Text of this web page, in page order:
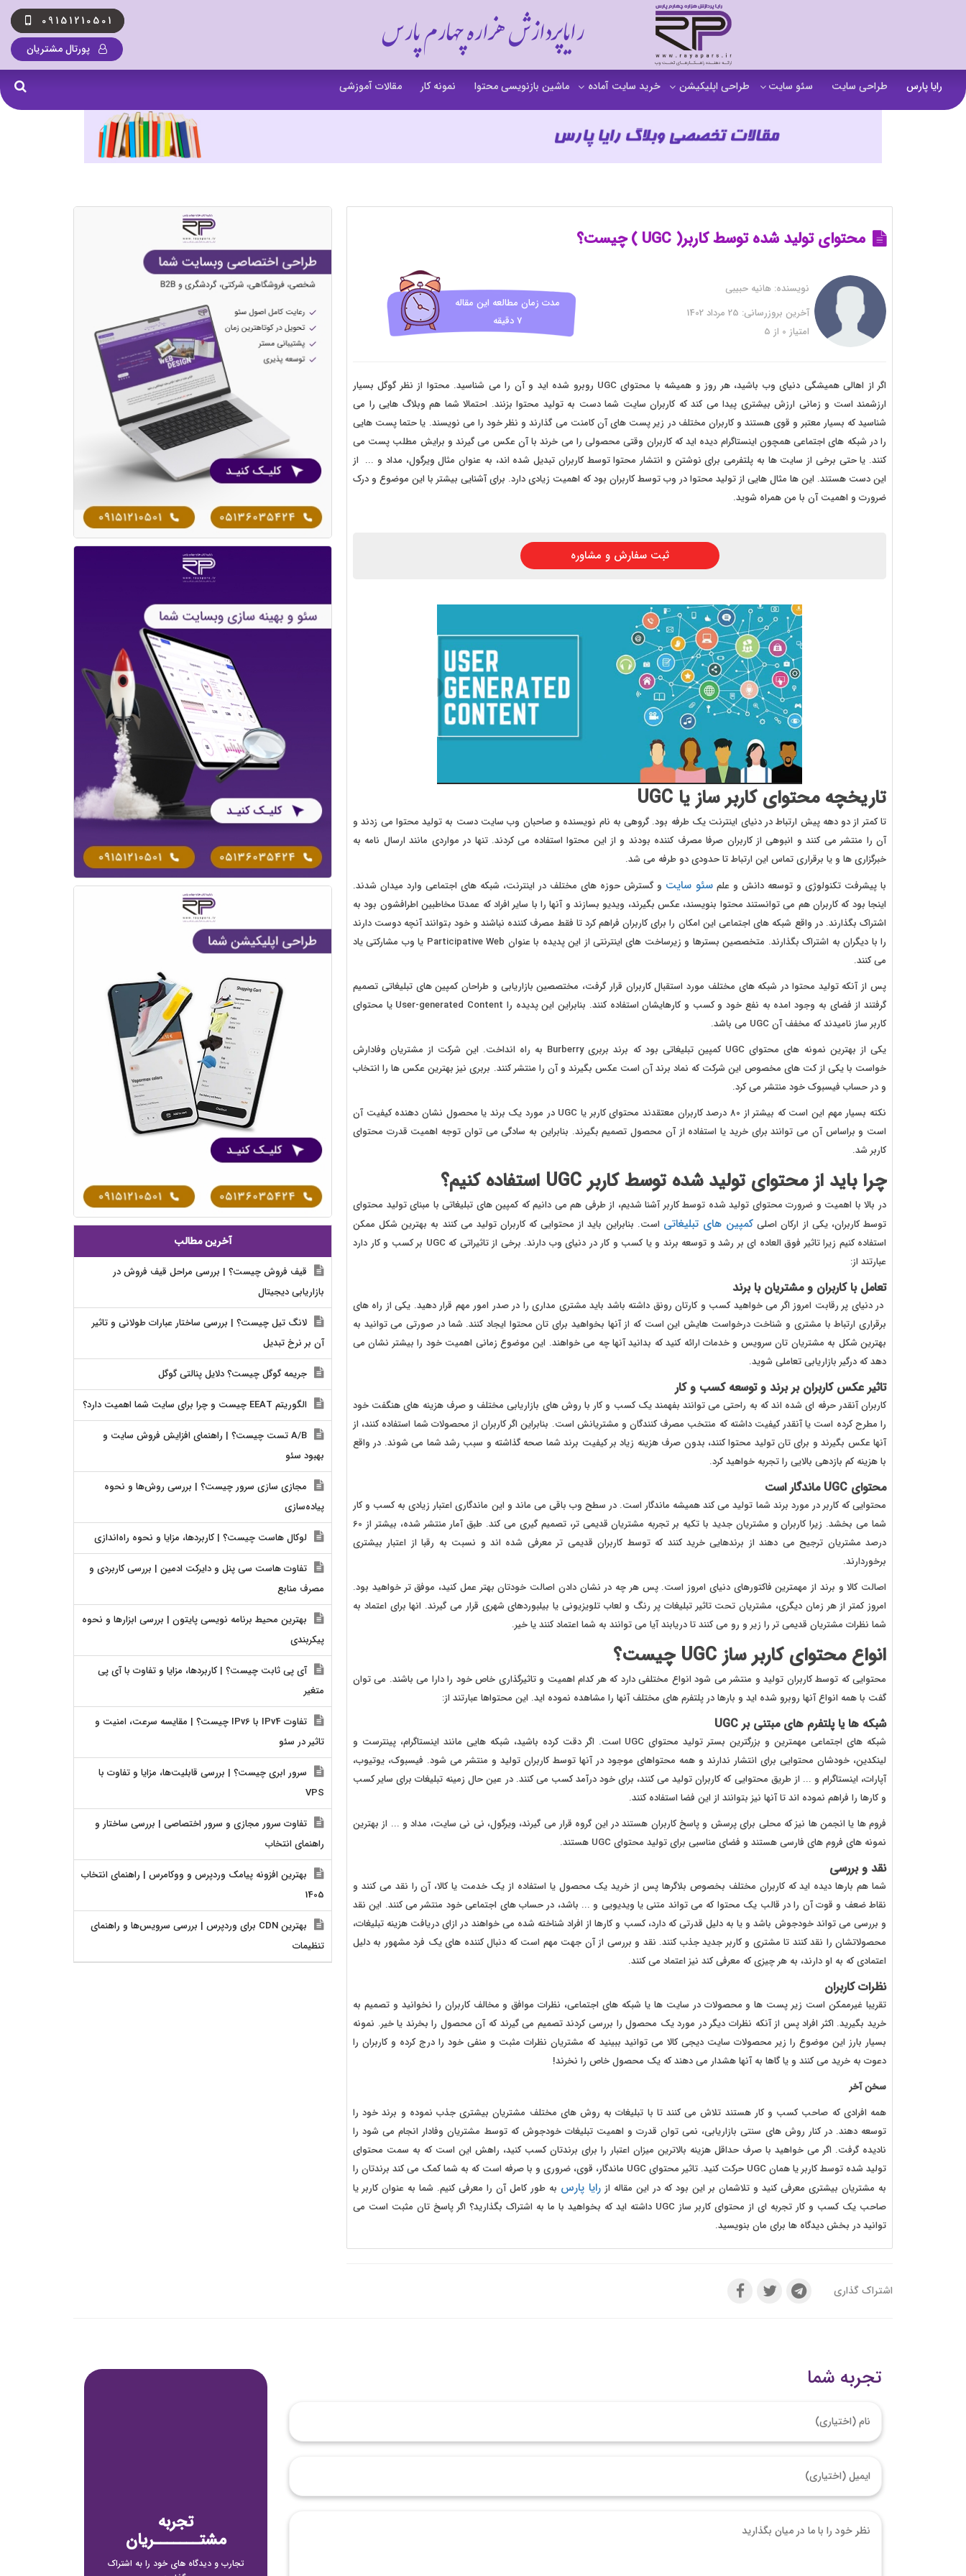
رایاپردازش هزاره چهارم پارس
09151210501
پورتال مشتریان
رایا پارس طراحی سایت سئو سایت
آنالیز سایت
سئو خارجی و ساخت بک لینک
طراحی اپلیکیشن
اپلیکیشن فروشگاهی
خرید سایت آماده
خرید سایت گردشگری
خرید سایت شرکتی
خرید سایت b2b بی تو بی
خرید سایت فروش فایل
خرید سایت با امکانات دیوار
خرید سایت نوبت دهی پزشکان
خرید سایت هتل
خرید سایت همایش
ماشین بازنویسی محتوا نمونه کار مقالات آموزشی
محتوای تولید شده توسط کاربر( UGC ) چیست؟
نویسنده: هانیه حبیبی
آخرین بروزرسانی:
امتیاز 0 از 5
مدت زمان مطالعه این مقاله
7 دقیقه
اگر از اهالی همیشگی دنیای وب باشید، هر روز و همیشه با محتوای UGC روبرو شده اید و آن را می شناسید. محتوا از نظر گوگل بسیار
ارزشمند است و زمانی ارزش بیشتری پیدا می کند که کاربران سایت شما دست به تولید محتوا بزنند. احتمالا شما هم وبلاگ هایی را می
شناسید که بسیار معتبر و قوی هستند و کاربران مختلف در زیر پست های آن کامنت می گذارند و نظر خود را می نویسند. یا حتما پست هایی
را در شبکه های اجتماعی همچون اینستاگرام دیده اید که کاربران وقتی محصولی را می خرند با آن عکس می گیرند و برایش مطلب پست می
کنند. یا حتی برخی از سایت ها به پلتفرمی برای نوشتن و انتشار محتوا توسط کاربران تبدیل شده اند، به عنوان مثال ویرگول، مداد و ... از
این دست هستند. این ها مثال هایی از تولید محتوا در وب توسط کاربران بود که اهمیت زیادی دارد. برای آشنایی بیشتر با این موضوع و درک
ضرورت و اهمیت آن با من همراه شوید.
ثبت سفارش و مشاوره
تاریخچه محتوای کاربر ساز یا UGC
تا کمتر از دو دهه پیش ارتباط در دنیای اینترنت یک طرفه بود. گروهی به نام نویسنده و صاحبان وب سایت دست به تولید محتوا می زدند و
آن را منتشر می کنند و انبوهی از کاربران صرفا مصرف کننده بودند و از این محتوا استفاده می کردند. تنها در مواردی مانند ارسال نامه به
خبرگزاری ها و یا برقراری تماس این ارتباط تا حدودی دو طرفه می شد.
با پیشرفت تکنولوژی و توسعه دانش و علم سئو سایت و گسترش حوزه های مختلف در اینترنت، شبکه های اجتماعی وارد میدان شدند.
اینجا بود که کاربران هم می توانستند محتوا بنویسند، عکس بگیرند، ویدیو بسازند و آنها را با سایر افراد که عمدتا مخاطبین اطرافشون بود به
اشتراک بگذارند. در واقع شبکه های اجتماعی این امکان را برای کاربران فراهم کرد تا فقط مصرف کننده نباشند و خود بتوانند آنچه دوست دارند
را با دیگران به اشتراک بگذارند. متخصصین بسترها و زیرساخت های اینترنتی از این پدیده با عنوان Participative Web یا وب مشارکتی یاد
می کنند.
پس از آنکه تولید محتوا در شبکه های مختلف مورد استقبال کاربران قرار گرفت، مختصصین بازاریابی و طراحان کمپین های تبلیغاتی تصمیم
گرفتند از فضای به وجود امده به نفع خود و کسب و کارهایشان استفاده کنند. بنابراین این پدیده را User-generated Content یا محتوای
کاربر ساز نامیدند که مخفف آن UGC می باشد.
یکی از بهترین نمونه های محتوای UGC کمپین تبلیغاتی بود که برند بربری Burberry به راه انداخت. این شرکت از مشتریان وفادارش
خواست با یکی از کت های مخصوص این شرکت که نماد برند آن است عکس بگیرند و آن را منتشر کنند. بربری نیز بهترین عکس ها را انتخاب
و در حساب فیسبوک خود منتشر می کرد.
نکته بسیار مهم این است که بیشتر از 80 درصد کاربران معتقدند محتوای کاربر یا UGC در مورد یک برند یا محصول نشان دهنده کیفیت آن
است و براساس آن می توانند برای خرید یا استفاده از آن محصول تصمیم بگیرند. بنابراین به سادگی می توان توجه اهمیت قدرت محتوای
کاربر شد.
چرا باید از محتوای تولید شده توسط کاربر UGC استفاده کنیم؟
در بالا با اهمیت و ضرورت محتوای تولید شده توسط کاربر آشنا شدیم، از طرفی هم می دانیم که کمپین های تبلیغاتی با مبنای تولید محتوای
توسط کاربران، یکی از ارکان اصلی کمپین های تبلیغاتی است. بنابراین باید از محتوایی که کاربران تولید می کنند به بهترین شکل ممکن
استفاده کنیم زیرا تاثیر فوق العاده ای بر رشد و توسعه برند و یا کسب و کار در دنیای وب دارند. برخی از تاثیراتی که UGC بر کسب و کار دارد
عبارتند از:
تعامل با کاربران و مشتریان با برند
در دنیای پر رقابت امروز اگر می خواهید کسب و کارتان رونق داشته باشد باید مشتری مداری را در صدر امور مهم قرار دهید. یکی از راه های
برقراری ارتباط با مشتری و شناخت درخواست هایش این است که از آنها بخواهید برای تان محتوا ایجاد کنند. شما در صورتی می توانید به
بهترین شکل به مشتریان تان سرویس و خدمات ارائه کنید که بدانید آنها چه می خواهند. این موضوع زمانی اهمیت خود را بیشتر نشان می
دهد که درگیر بازاریابی تعاملی شوید.
تاثیر عکس کاربران بر برند و توسعه کسب و کار
کاربران آنقدر حرفه ای شده اند که به راحتی می توانند بفهمند یک کسب و کار با روش های بازاریابی مختلف و صرف هزینه های هنگفت خود
را مطرح کرده است یا آنقدر کیفیت داشته که منتخب مصرف کنندگان و مشتریانش است. بنابراین اگر کاربران از محصولات شما استفاده کنند، از
آنها عکس بگیرند و برای تان تولید محتوا کنند، بدون صرف هزینه زیاد بر کیفیت برند شما صحه گذاشته و سبب رشد شما می شوند. در واقع
با هزینه کم بازدهی بالایی را تجربه خواهید کرد.
محتوای UGC ماندگار است
محتوایی که کاربر در مورد برند شما تولید می کند همیشه ماندگار است. در سطح وب باقی می ماند و این ماندگاری اعتبار زیادی به کسب و کار
شما می بخشد. زیرا کاربران و مشتریان جدید با تکیه بر تجربه مشتریان قدیمی تر، تصمیم گیری می کند. طبق آمار منتشر شده، بیشتر از 60
درصد مشتریان ترجیح می دهند از برندهایی خرید کنند که توسط کاربران قدیمی تر معرفی شده اند و نسبت به رقبا از اعتبار بیشتری
برخوردارند.
اصالت کالا و برند از مهمترین فاکتورهای دنیای امروز است. پس هر چه در نشان دادن اصالت خودتان بهتر عمل کنید، موفق تر خواهید بود.
امروز کمتر از هر زمان دیگری، مشتریان تحت تاثیر تبلیغات پر رنگ و لعاب تلویزیونی یا بیلبوردهای شهری قرار می گیرند. انها برای اعتماد به
شما نظرات مشتریان قدیمی تر را زیر و رو می کنند تا دریابند آیا می توانند به شما اعتماد کنند یا خیر.
انواع محتوای کاربر ساز UGC چیست؟
محتوایی که توسط کاربران تولید و منتشر می شود انواع مختلفی دارد که هر کدام اهمیت و تاثیرگذاری خاص خود را دارا می باشند. می توان
گفت با همه انواع آنها روبرو شده اید و بارها در پلتفرم های مختلف آنها را مشاهده نموده اید. این محتواها عبارتند از:
شبکه ها یا پلتفرم های مبتنی بر UGC
شبکه های اجتماعی مهمترین و بزرگترین بستر تولید محتوای UGC است. اگر دقت کرده باشید، شبکه هایی مانند اینستاگرام، پینترست و
لینکدین، خودشان محتوایی برای انتشار ندارند و همه محتواهای موجود در آنها توسط کاربران تولید و منتشر می شود. فیسبوک، یوتیوب،
آپارات، اینستاگرام و ... از طریق محتوایی که کاربران تولید می کنند، برای خود درآمد کسب می کنند. در عین حال زمینه تبلیغات برای سایر کسب
و کارها را فراهم نموده اند تا آنها نیز بتوانند از این فضا استفاده کنند.
فروم ها یا انجمن ها نیز که محلی برای پرسش و پاسخ کاربران هستند در این گروه قرار می گیرند، ویرگول، نی نی سایت، مداد و ... از بهترین
نمونه های فروم های فارسی هستند و فضای مناسبی برای تولید محتوای UGC هستند.
نقد و بررسی
شما هم بارها دیده اید که کاربران مختلف بخصوص بلاگرها پس از خرید یک محصول یا استفاده از یک خدمت یا کالا، آن را نقد می کنند و
نقاط ضعف و قوت آن را در قالب یک محتوا که می تواند متنی یا ویدیویی و ... باشد، در حساب های اجتماعی خود منتشر می کنند. این نقد
و بررسی می تواند خودجوش باشد و یا به دلیل قدرتی که دارد، کسب و کارها از افراد شناخته شده می خواهند در ازای دریافت هزینه تبلیغات،
محصولاتشان را نقد کنند تا مشتری و کاربر جدید جذب کنند. نقد و بررسی از آن جهت مهم است که دنبال کننده های یک فرد مشهور به دلیل
اعتمادی که به او دارند، به هر چیزی که معرفی کند نیز اعتماد می کنند.
نظرات کاربران
تقریبا غیرممکن است زیر پست ها و محصولات در سایت ها یا شبکه های اجتماعی، نظرات موافق و مخالف کاربران را نخوانید و تصمیم به
خرید بگیرید. اکثر افراد پس از آنکه نظرات دیگر در مورد یک محصول را بررسی کردند تصمیم می گیرند که آن محصول را بخرند یا خیر. نمونه
بسیار بارز این موضوع را زیر محصولات سایت دیجی کالا می توانید ببینید که مشتریان نظرات مثبت و منفی خود را درج کرده و کاربران را
دعوت به خرید می کنند و یا گاها به آنها هشدار می دهند که یک محصول خاص را نخرند!
سخن آخر
همه افرادی که صاحب کسب و کار هستند تلاش می کنند تا با تبلیغات به روش های مختلف مشتریان بیشتری جذب نموده و برند خود را
توسعه دهند. در کنار روش های سنتی بازاریابی، نمی توان قدرت و اهمیت تبلیغات خودجوش که توسط مشتریان وفادار انجام می شود را
نادیده گرفت. اگر می خواهید با صرف حداقل هزینه بالاترین میزان اعتبار را برای برندتان کسب کنید، راهش این است که به سمت محتوای
تولید شده توسط کاربر یا همان UGC حرکت کنید. تاثیر محتوای UGC ماندگار، قوی، ضروری و با صرفه است که به شما کمک می کند برندتان را
به مشتریان بیشتری معرفی کنید و تلاشمان بر این بود که در این مقاله از رایا پارس به طور کامل آن را معرفی کنیم. شما به عنوان کاربر یا
صاحب یک کسب و کار تجربه ای از محتوای کاربر ساز UGC داشته اید که بخواهید با ما به اشتراک بگذارید؟ اگر پاسخ تان مثبت است می
توانید در بخش دیدگاه ها برای مان بنویسید.
اشتراک گذاری
آخرین مطالب
قیف فروش چیست؟ | بررسی مراحل قیف فروش در
بازاریابی دیجیتال
لانگ تیل چیست؟ | بررسی ساختار عبارات طولانی و تاثیر
آن بر نرخ تبدیل
جریمه گوگل چیست؟ دلایل پنالتی گوگل
الگوریتم EEAT چیست و چرا برای سایت شما اهمیت دارد؟
A/B تست چیست؟ | راهنمای افزایش فروش سایت و
بهبود سئو
مجازی سازی سرور چیست؟ | بررسی روش‌ها و نحوه
پیاده‌سازی
لوکال هاست چیست؟ | کاربردها، مزایا و نحوه راه‌اندازی
تفاوت هاست سی پنل و دایرکت ادمین | بررسی کاربردی و
مصرف منابع
بهترین محیط برنامه نویسی پایتون | بررسی ابزارها و نحوه
پیکربندی
آی پی ثابت چیست؟ | کاربردها، مزایا و تفاوت با آی پی
متغیر
تفاوت IPv4 با IPv6 چیست؟ | مقایسه سرعت، امنیت و
تاثیر در سئو
سرور ابری چیست؟ | بررسی قابلیت‌ها، مزایا و تفاوت با
VPS
تفاوت سرور مجازی و سرور اختصاصی | بررسی ساختار و
راهنمای انتخاب
بهترین افزونه پیامک وردپرس و ووکامرس | راهنمای انتخاب
1405
بهترین CDN برای وردپرس | بررسی سرویس‌ها و راهنمای
تنظیمات
تجربه شما
تجربه
مشتـــــــریان
تجارب و دیدگاه های خود را به اشتراک